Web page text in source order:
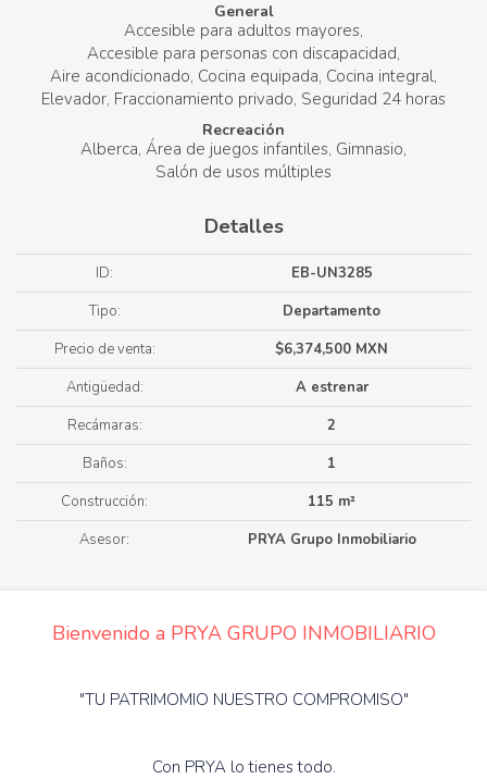
General
Accesible para adultos mayores
Accesible para personas con discapacidad
Aire acondicionado Cocina equipada Cocina integral
Elevador Fraccionamiento privado Seguridad 24 horas
Recreación
Alberca Área de juegos infantiles Gimnasio
Salón de usos múltiples
Detalles
ID:
EB-UN3285
Tipo:
Departamento
Precio de venta:
$6,374,500 MXN
Antigüedad:
A estrenar
Recámaras:
2
Baños:
1
Construcción:
115 m²
Asesor:
PRYA Grupo Inmobiliario
Bienvenido a PRYA GRUPO INMOBILIARIO
"TU PATRIMOMIO NUESTRO COMPROMISO"
Con PRYA lo tienes todo.